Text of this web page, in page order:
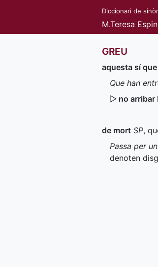
Diccionari de
M.Teresa
GREU
aquesta sí
Que han
▷ no arribar
de mort SP,
Passa per
denoten